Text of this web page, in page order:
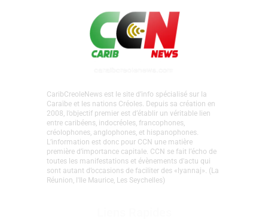
CaribCreoleNews est le site d’info spécialisé sur la
Caraïbe et les nations Créoles. Depuis sa création en
2008, l’objectif premier est d’établir un véritable lien
entre caribéens, indocréoles, francophones,
créolophones, anglophones, et hispanophones.
L’information est donc pour CCN une matière
première d’importance capitale. CCN se fait l’écho de
toutes les manifestations et évènements d'actu qui
sont autant d’occasions de faciliter des «lyannaj». (La
Réunion, l'Ile Maurice, Les Seychelles)